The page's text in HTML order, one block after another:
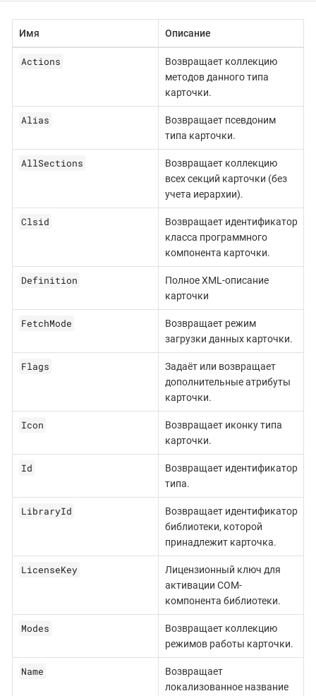
Имя Описание
Actions
Возвращает коллекцию
методов данного типа
карточки.
Alias
Возвращает псевдоним
типа карточки.
AllSections
Возвращает коллекцию
всех секций карточки (без
учета иерархии).
Clsid
Возвращает идентификатор
класса программного
компонента карточки.
Definition
Полное XML-описание
карточки
FetchMode
Возвращает режим
загрузки данных карточки.
Flags
Задаёт или возвращает
дополнительные атрибуты
карточки.
Icon
Возвращает иконку типа
карточки.
Id
Возвращает идентификатор
типа.
LibraryId
Возвращает идентификатор
библиотеки, которой
принадлежит карточка.
LicenseKey
Лицензионный ключ для
активации COM-
компонента библиотеки.
Modes
Возвращает коллекцию
режимов работы карточки.
Name
Возвращает
локализованное название